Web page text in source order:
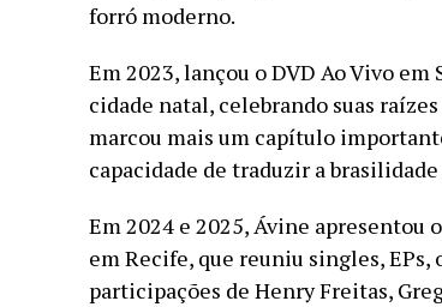
forró moderno.
Em 2023, lançou o DVD Ao Vivo em
cidade natal, celebrando suas
marcou mais um capítulo
capacidade de traduzir a
Em 2024 e 2025, Ávine apresentou
em Recife, que reuniu singles,
participações de Henry Freitas,